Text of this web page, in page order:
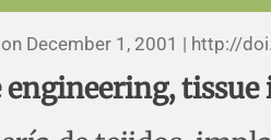
December 1, 2001 | http://
engineering,